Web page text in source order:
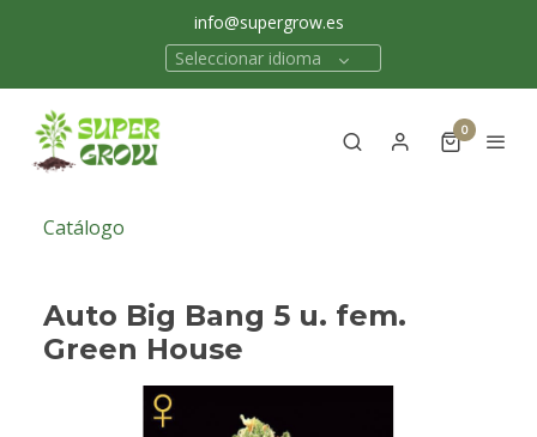
info@supergrow.es
Seleccionar idioma
0
Catálogo
Auto Big Bang 5 u. fem.
Green House